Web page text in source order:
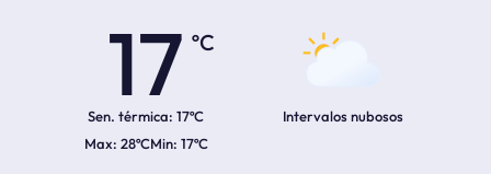
17
ºC
Sen. térmica: 17ºC
28ºC 17ºC
Intervalos nubosos